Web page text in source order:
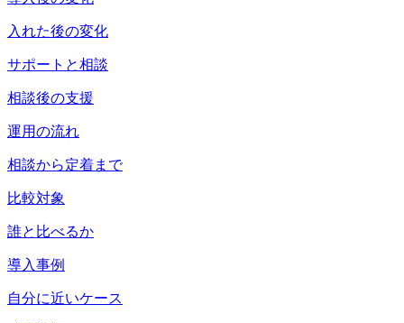
入れた後の変化
サポートと相談
相談後の支援
運用の流れ
相談から定着まで
比較対象
誰と比べるか
導入事例
自分に近いケース